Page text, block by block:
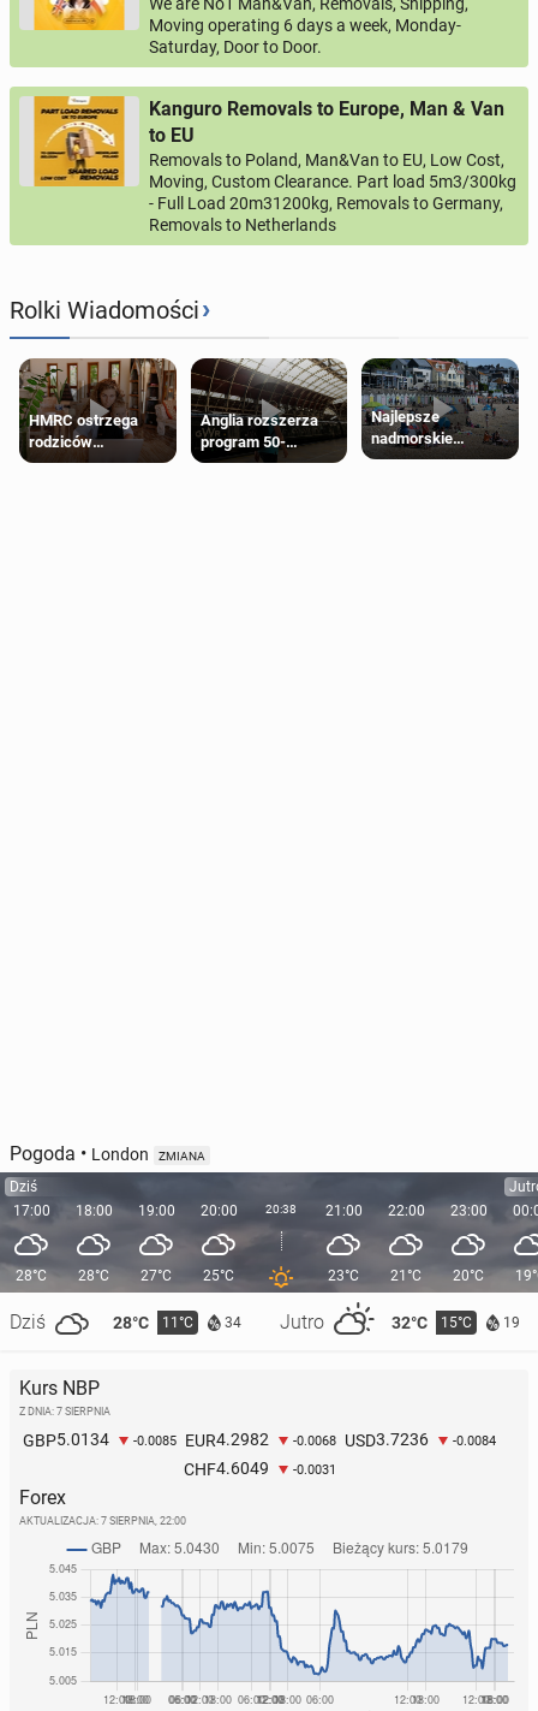
Moving operating 6 days a week, Monday-
Saturday, Door to Door.
Kanguro Removals to Europe, Man & Van
to EU
Removals to Poland, Man&Van to EU, Low Cost,
Moving, Custom Clearance. Part load 5m3/300kg
- Full Load 20m31200kg, Removals to Germany,
Removals to Netherlands
Rolki Wiadomości›
HMRC ostrzega
rodziców
pobierających Child
Anglia rozszerza
program 50-
procentowych
Najlepsze
nadmorskie
miasteczko blisko
Pogoda • London ZMIANA
Dziś
17:00
28°C
Dziś 28°C 11°C 34 Jutro 32°C 15°C 19
18:00
28°C
19:00
27°C
20:00
25°C
20:38 21:00
23°C
22:00
21°C
23:00
20°C
Kurs NBP
Z DNIA: 7 SIERPNIA
GBP5.0134 -0.0085 EUR4.2982 -0.0068 USD3.7236 -0.0084
CHF4.6049 -0.0031
Forex
AKTUALIZACJA: 7 SIERPNIA, 22:00